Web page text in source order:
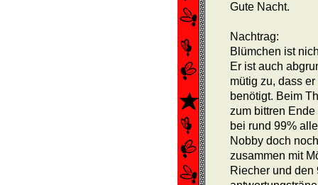
Gute Nacht.
Nachtrag:
Blümchen ist
Er ist auch
mütig zu, dass
benötigt. Beim
zum bittren
bei rund 99%
Nobby doch
zusammen mit
Riecher und